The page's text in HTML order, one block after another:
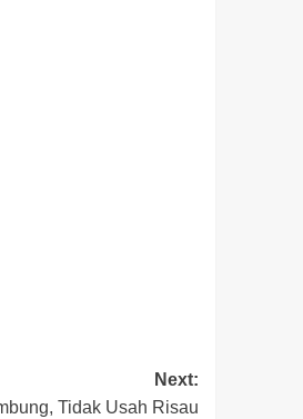
Next:
Tidak Usah Risau